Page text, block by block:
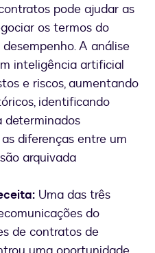
pode ajudar as
os termos do
A análise
inteligência artificial
e riscos, aumentando
identificando
determinados
diferenças entre um
arquivada
Uma das três
do
de contratos de